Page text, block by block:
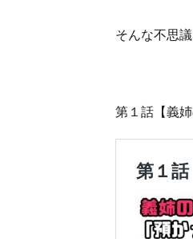
そんな不思
第１話【義